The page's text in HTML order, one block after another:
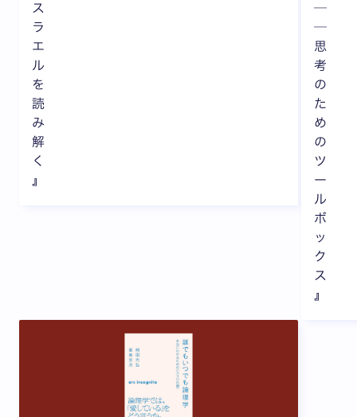
ス
ラ
エ
ル
を
読
み
解
く
』
─
─
思
考
の
た
め
の
ツ
ー
ル
ボ
ッ
ク
ス
』